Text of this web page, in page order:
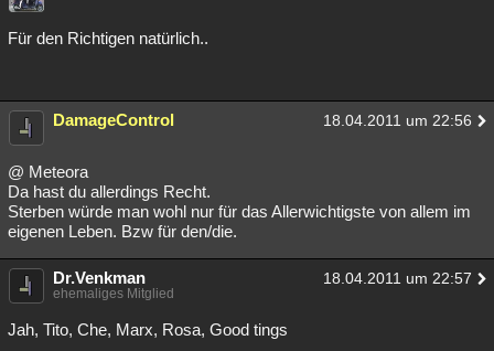
Für den Richtigen natürlich..
DamageControl 18.04.2011 um 22:56
@ Meteora
Da hast du allerdings Recht.
Sterben würde man wohl nur für das Allerwichtigste von allem im
eigenen Leben. Bzw für den/die.
Dr.Venkman 18.04.2011 um 22:57
ehemaliges Mitglied
Jah, Tito, Che, Marx, Rosa, Good tings